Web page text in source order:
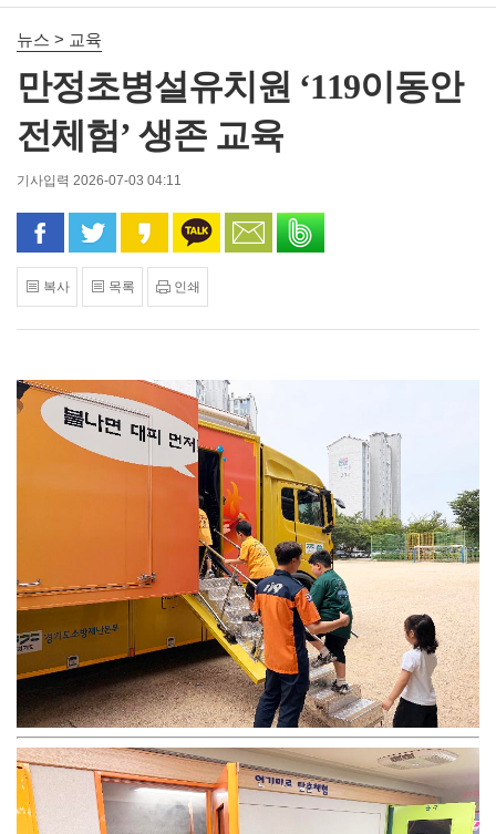
뉴스 > 교육
만정초병설유치원 ‘119이동안
전체험’ 생존 교육
기사입력 2026-07-03 04:11
페이스북으로 공유
트위터로 공유카카오 스토리로 공유
카카오톡으로 공유
문자로 공유
복사 목록 인쇄